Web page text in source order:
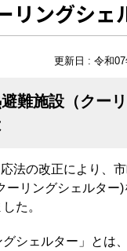
リングシェ
更新日 : 令和07
難施設（クー
法の改正により、
ーリングシェルター
た。
シェルター」とは